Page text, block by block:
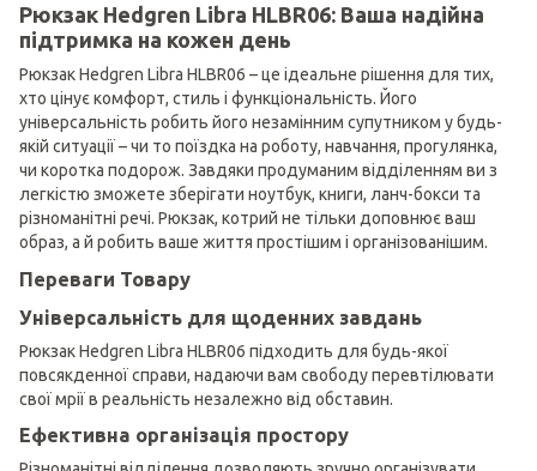
Рюкзак Hedgren Libra HLBR06: Ваша надійна
підтримка на кожен день
Рюкзак Hedgren Libra HLBR06 – це ідеальне рішення для тих,
хто цінує комфорт, стиль і функціональність. Його
універсальність робить його незамінним супутником у будь-
якій ситуації – чи то поїздка на роботу, навчання, прогулянка,
чи коротка подорож. Завдяки продуманим відділенням ви з
легкістю зможете зберігати ноутбук, книги, ланч-бокси та
різноманітні речі. Рюкзак, котрий не тільки доповнює ваш
образ, а й робить ваше життя простішим і організованішим.
Переваги Товару
Універсальність для щоденних завдань
Рюкзак Hedgren Libra HLBR06 підходить для будь-якої
повсякденної справи, надаючи вам свободу перевтілювати
свої мрії в реальність незалежно від обставин.
Ефективна організація простору